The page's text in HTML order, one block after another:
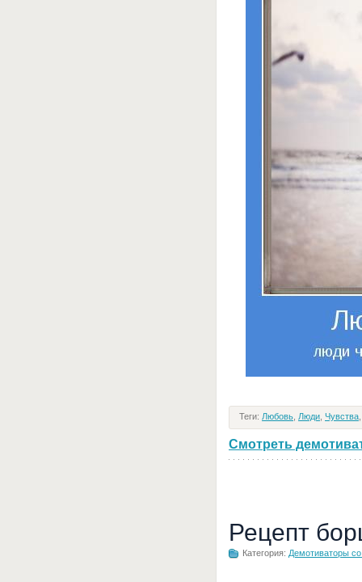
Теги: Любовь Люди Чувства
Смотреть
Рецепт
Категория: Демотиваторы